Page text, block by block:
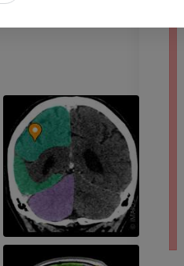
肢X線
下肢MRI
MRI
プレミアム
股関節MRI
プレミアム